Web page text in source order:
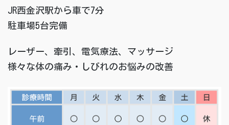
JR西金沢駅から車で7分
駐車場5台完備
レーザー、牽引、電気療法、マッサージ
様々な体の痛み・しびれのお悩みの改善